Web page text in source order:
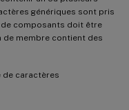
génériques sont pris
de composants doit être
de membre contient des
de caractères